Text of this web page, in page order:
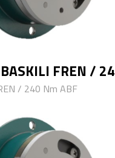
FREN /
/ 240 Nm ABF